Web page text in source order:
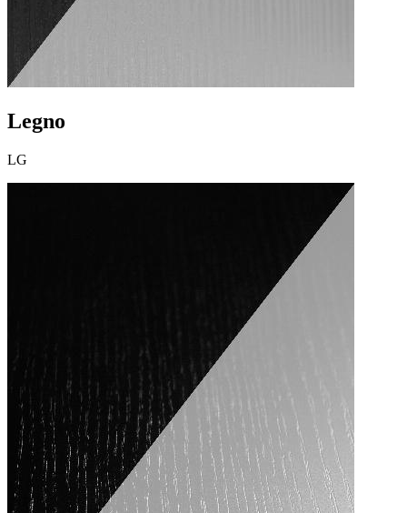
Legno
LG